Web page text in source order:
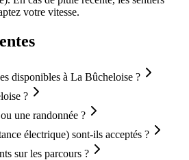
votre vitesse.
disponibles à La Bûcheloise ?
?
une randonnée ?
électrique) sont-ils acceptés ?
sur les parcours ?